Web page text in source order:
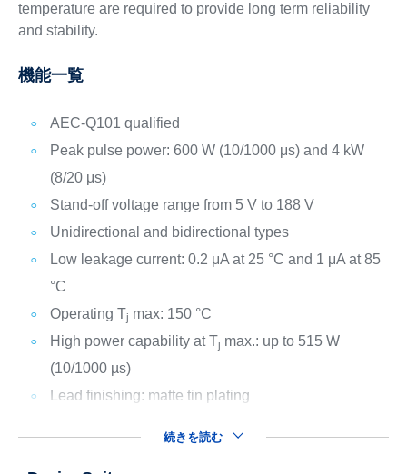
temperature are required to provide long term reliability
and stability.
機能一覧
AEC-Q101 qualified
Peak pulse power: 600 W (10/1000 μs) and 4 kW
(8/20 μs)
Stand-off voltage range from 5 V to 188 V
Unidirectional and bidirectional types
Low leakage current: 0.2 μA at 25 °C and 1 μA at 85
°C
Operating Tj max: 150 °C
High power capability at Tj max.: up to 515 W
(10/1000 µs)
Lead finishing: matte tin plating
続きを読む